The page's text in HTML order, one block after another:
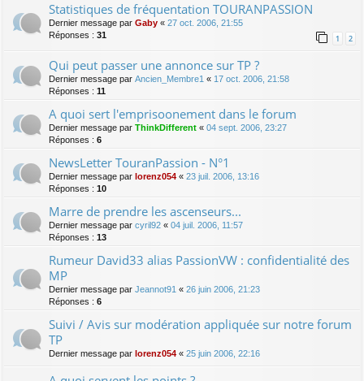
Statistiques de fréquentation TOURANPASSION
Dernier message par Gaby « 27 oct. 2006, 21:55
Réponses : 31 1 2
Qui peut passer une annonce sur TP ?
Dernier message par Ancien_Membre1 « 17 oct. 2006, 21:58
Réponses : 11
A quoi sert l'emprisoonement dans le forum
Dernier message par ThinkDifferent « 04 sept. 2006, 23:27
Réponses : 6
NewsLetter TouranPassion - N°1
Dernier message par lorenz054 « 23 juil. 2006, 13:16
Réponses : 10
Marre de prendre les ascenseurs...
Dernier message par cyril92 « 04 juil. 2006, 11:57
Réponses : 13
Rumeur David33 alias PassionVW : confidentialité des
MP
Dernier message par Jeannot91 « 26 juin 2006, 21:23
Réponses : 6
Suivi / Avis sur modération appliquée sur notre forum
TP
Dernier message par lorenz054 « 25 juin 2006, 22:16